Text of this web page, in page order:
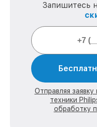
Запишитесь
Отправляя
техники
обработку